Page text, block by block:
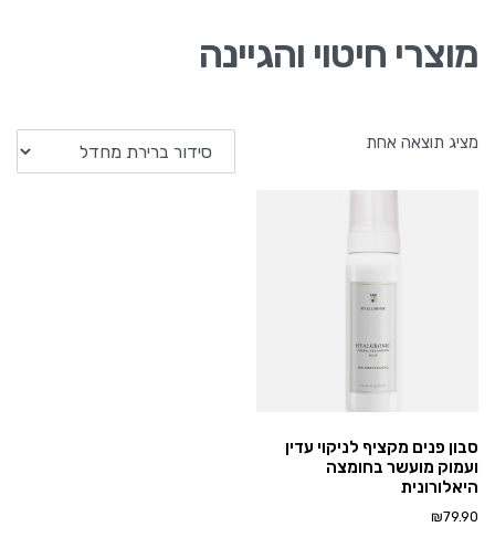
מוצרי חיטוי והגיינה
מציג תוצאה אחת
סבון פנים מקציף לניקוי עדין
ועמוק מועשר בחומצה
היאלורונית
₪79.90